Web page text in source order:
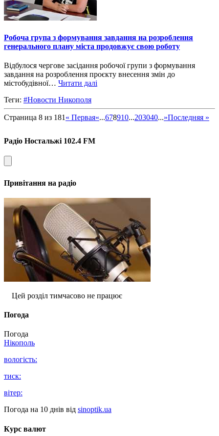
Робоча група з формування завдання на розроблення
генерального плану міста продовжує свою роботу
Відбулося чергове засідання робочої групи з формування
завдання на розроблення проєкту внесення змін до
містобудівної… Читати далі
Теги: #Новости Никополя
Страница 8 из 181 « Первая«...678910...203040...»Последняя »
Радіо Ностальжі 102.4 FM
Привітання на радіо
Цей розділ тимчасово не працює
Погода
Погода
Нікополь
вологість:
тиск:
вітер:
Погода на 10 днів від sinoptik.ua
Курс валют